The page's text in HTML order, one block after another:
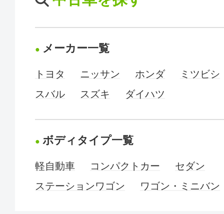
メーカー一覧
トヨタ ニッサン ホンダ
ミツビシ
スバル
スズキ ダイハツ
ボディタイプ一覧
軽自動車 コンパクトカー
セダン
ステーションワゴン
ワゴン・ミニバン